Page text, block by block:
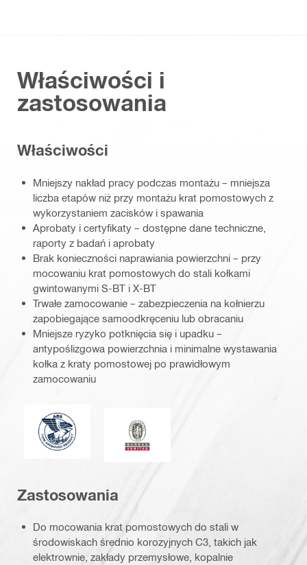
Właściwości i
zastosowania
Właściwości
Mniejszy nakład pracy podczas montażu – mniejsza
liczba etapów niż przy montażu krat pomostowych z
wykorzystaniem zacisków i spawania
Aprobaty i certyfikaty – dostępne dane techniczne,
raporty z badań i aprobaty
Brak konieczności naprawiania powierzchni – przy
mocowaniu krat pomostowych do stali kołkami
gwintowanymi S-BT i X-BT
Trwałe zamocowanie – zabezpieczenia na kołnierzu
zapobiegające samoodkręceniu lub obracaniu
Mniejsze ryzyko potknięcia się i upadku –
antypoślizgowa powierzchnia i minimalne wystawania
kołka z kraty pomostowej po prawidłowym
zamocowaniu
Towarzystwo American Bureau of Shipping
Bureau Veritas
Zastosowania
Do mocowania krat pomostowych do stali w
środowiskach średnio korozyjnych C3, takich jak
elektrownie, zakłady przemysłowe, kopalnie